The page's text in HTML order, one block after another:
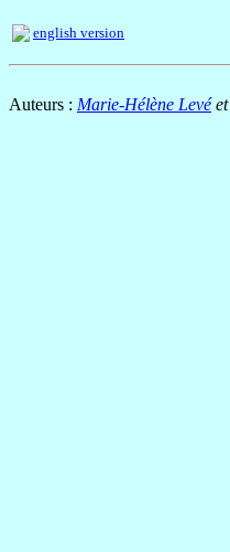
english version
Auteurs : Marie-Hélène Levéet